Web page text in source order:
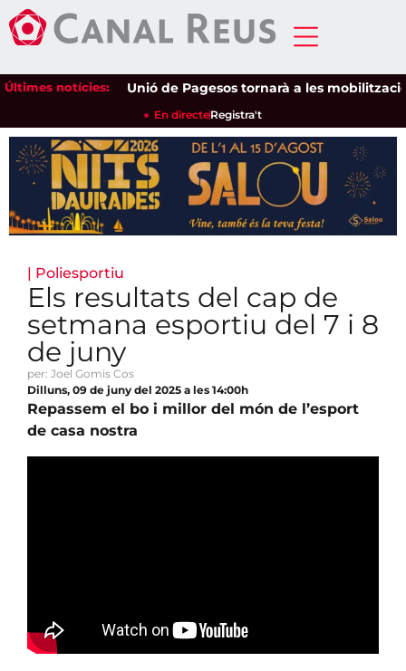
Últimes notícies:Unió de Pagesos tornarà a les
En directeRegistra't
| Poliesportiu
Els resultats del cap de
setmana esportiu del 7 i 8
de juny
per: Joel Gomis Cos
Dilluns, 09 de juny del 2025 a les 14:00h
Repassem el bo i millor del món de l’esport
de casa nostra